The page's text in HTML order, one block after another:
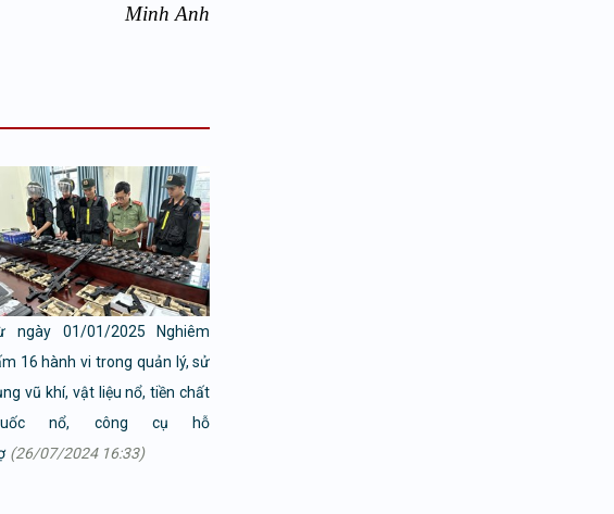
Minh Anh
ngày 01/01/2025 Nghiêm
16 hành vi trong quản lý, sử
vũ khí, vật liệu nổ, tiền chất
nổ, công cụ hỗ
(26/07/2024 16:33)